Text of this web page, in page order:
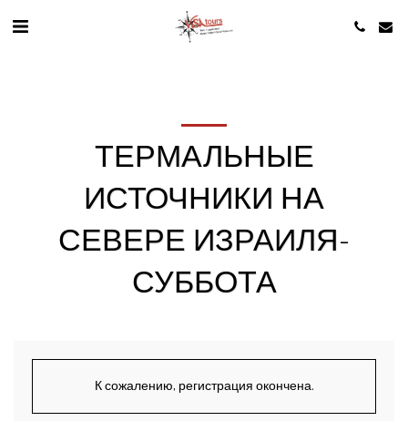
ТЕРМАЛЬНЫЕ
ИСТОЧНИКИ НА
СЕВЕРЕ ИЗРАИЛЯ-
СУББОТА
К сожалению, регистрация окончена.